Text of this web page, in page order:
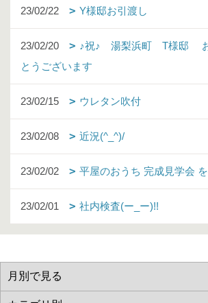
23/02/22 Y様邸お引渡し
23/02/20
♪祝♪ 湯梨浜町 T様邸
とうございます
23/02/15 ウレタン吹付
23/02/08 近況(^_^)/
23/02/02 平屋のおうち 完成見学会
23/02/01 社内検査(ー_ー)!!